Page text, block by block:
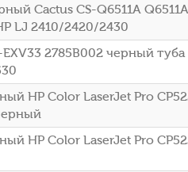
Cactus CS-Q6511A
LJ 2410/2420/2430
2785B002 черный
HP Color LaserJet Pro
HP Color LaserJet Pro